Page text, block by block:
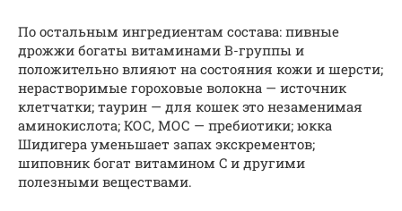
По остальным ингредиентам состава: пивные
дрожжи богаты витаминами B-группы и
положительно влияют на состояния кожи и шерсти;
нерастворимые гороховые волокна — источник
клетчатки; таурин — для кошек это незаменимая
аминокислота; КОС, МОС — пребиотики; юкка
Шидигера уменьшает запах экскрементов;
шиповник богат витамином C и другими
полезными веществами.